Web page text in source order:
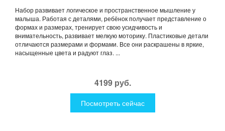
Набор развивает логическое и пространственное мышление у
малыша. Работая с деталями, ребёнок получает представление о
формах и размерах, тренирует свою усидчивость и
внимательность, развивает мелкую моторику. Пластиковые детали
отличаются размерами и формами. Все они раскрашены в яркие,
насыщенные цвета и радуют глаз. ...
4199 руб.
Посмотреть сейчас